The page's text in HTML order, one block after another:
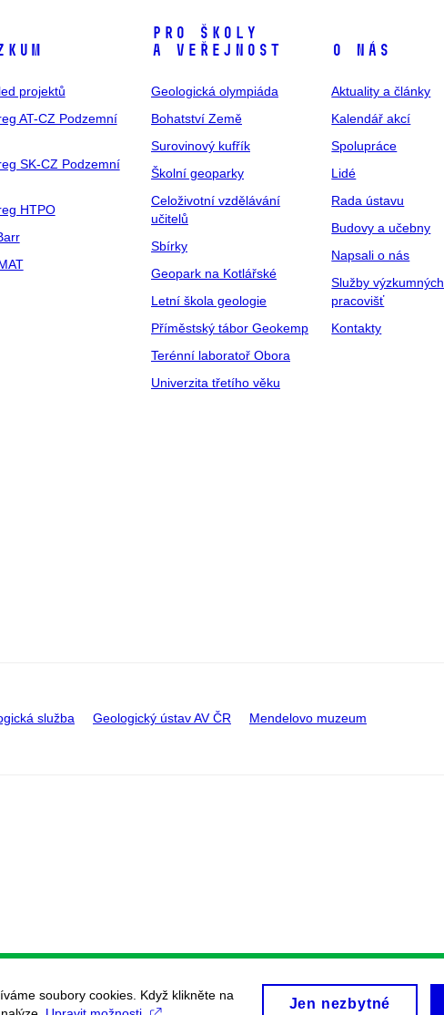
projektů
AT-CZ Podzemní
SK-CZ Podzemní
HTPO
Pro školy
a veřejnost
Geologická olympiáda
Bohatství Země
Surovinový kufřík
Školní geoparky
Celoživotní vzdělávání
učitelů
Sbírky
Geopark na Kotlářské
Letní škola geologie
Příměstský tábor Geokemp
Terénní laboratoř Obora
Univerzita třetího věku
O nás
Aktuality a články
Kalendář akcí
Spolupráce
Lidé
Rada ústavu
Budovy a učebny
Napsali o nás
Služby výzkumných
pracovišť
Kontakty
služba Geologický ústav AV ČR Mendelovo muzeum
soubory cookies. Když klikněte na
Jen nezbytné